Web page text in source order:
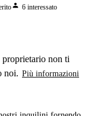
person 6 interessato
non ti
noi. Più informazioni